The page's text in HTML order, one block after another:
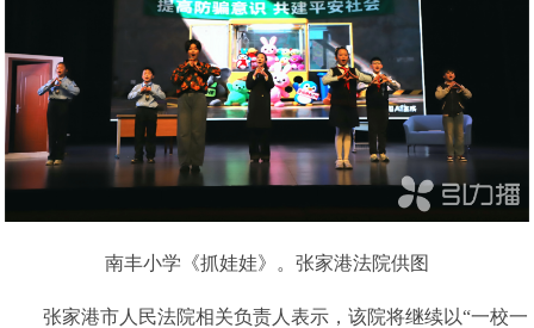
南丰小学《抓娃娃》。张家港法院供图
张家港市人民法院相关负责人表示，该院将继续以“一校一